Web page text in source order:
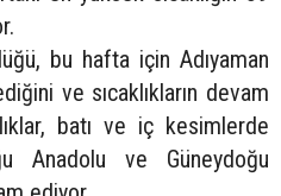
bu hafta için Adıyaman
ve sıcaklıkların devam
batı ve iç kesimlerde
Anadolu ve Güneydoğu